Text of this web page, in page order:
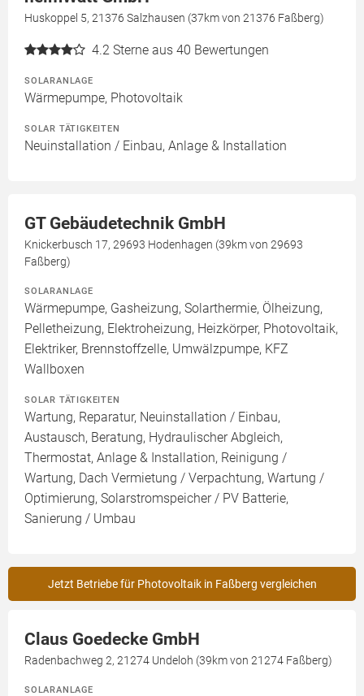
Huskoppel 5, 21376 Salzhausen (37km von 21376 Faßberg)
4.2 Sterne aus 40 Bewertungen
SOLARANLAGE
Wärmepumpe, Photovoltaik
SOLAR TÄTIGKEITEN
Neuinstallation / Einbau, Anlage & Installation
GT Gebäudetechnik GmbH
Knickerbusch 17, 29693 Hodenhagen (39km von 29693
Faßberg)
SOLARANLAGE
Wärmepumpe, Gasheizung, Solarthermie, Ölheizung,
Pelletheizung, Elektroheizung, Heizkörper, Photovoltaik,
Elektriker, Brennstoffzelle, Umwälzpumpe, KFZ
Wallboxen
SOLAR TÄTIGKEITEN
Wartung, Reparatur, Neuinstallation / Einbau,
Austausch, Beratung, Hydraulischer Abgleich,
Thermostat, Anlage & Installation, Reinigung /
Wartung, Dach Vermietung / Verpachtung, Wartung /
Optimierung, Solarstromspeicher / PV Batterie,
Sanierung / Umbau
Jetzt Betriebe für Photovoltaik in Faßberg vergleichen
Claus Goedecke GmbH
Radenbachweg 2, 21274 Undeloh (39km von 21274 Faßberg)
SOLARANLAGE